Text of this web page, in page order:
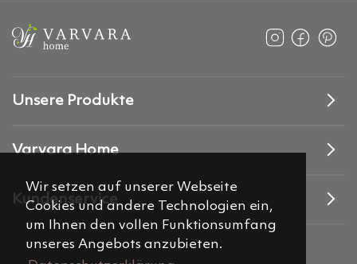
Wir setzen auf unserer Webseite
Cookies und andere Technologien ein,
um Ihnen den vollen Funktionsumfang
unseres Angebots anzubieten.
Unsere Produkte
Varvara Home
Kundenservice